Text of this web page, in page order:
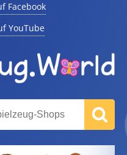
Facebook
YouTube